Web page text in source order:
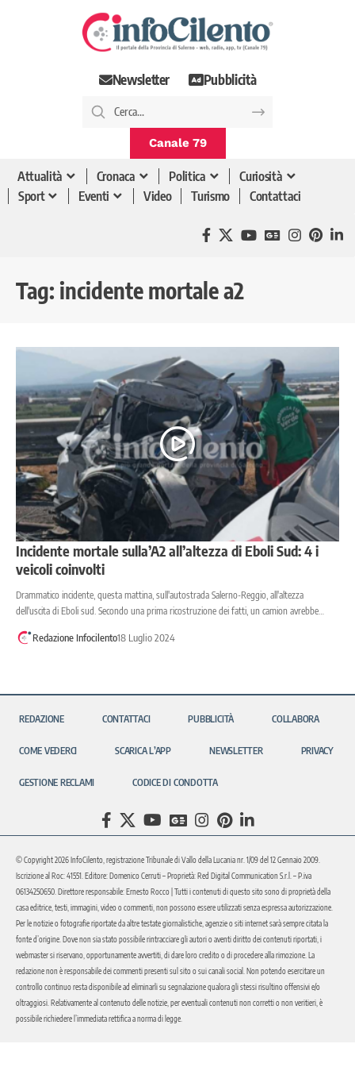
Newsletter Pubblicità
Canale 79
Attualità Cronaca Politica
Curiosità
Sport
Eventi Video Turismo Contattaci
Tag: incidente mortale a2
Incidente mortale sulla’A2 all’altezza di Eboli Sud: 4 i
veicoli coinvolti
Drammatico incidente, questa mattina, sull'autostrada Salerno-Reggio, all'altezza
dell'uscita di Eboli sud. Secondo una prima ricostruzione dei fatti, un camion avrebbe…
Redazione Infocilento18 Luglio 2024
REDAZIONE CONTATTACI PUBBLICITÀ COLLABORA
COME VEDERCI SCARICA L’APP NEWSLETTER PRIVACY
GESTIONE RECLAMI CODICE DI CONDOTTA
© Copyright 2026 InfoCilento, registrazione Tribunale di Vallo della Lucania nr. 1/09 del 12 Gennaio 2009.
Iscrizione al Roc: 41551. Editore: Domenico Cerruti – Proprietà: Red Digital Communication S.r.l. – P.iva
06134250650. Direttore responsabile: Ernesto Rocco | Tutti i contenuti di questo sito sono di proprietà della
casa editrice, testi, immagini, video o commenti, non possono essere utilizzati senza espressa autorizzazione.
Per le notizie o fotografie riportate da altre testate giornalistiche, agenzie o siti internet sarà sempre citata la
fonte d’origine. Dove non sia stato possibile rintracciare gli autori o aventi diritto dei contenuti riportati, i
webmaster si riservano, opportunamente avvertiti, di dare loro credito o di procedere alla rimozione. La
redazione non è responsabile dei commenti presenti sul sito o sui canali social. Non potendo esercitare un
controllo continuo resta disponibile ad eliminarli su segnalazione qualora gli stessi risultino offensivi e/o
oltraggiosi. Relativamente al contenuto delle notizie, per eventuali contenuti non corretti o non veritieri, è
possibile richiedere l’immediata rettifica a norma di legge.